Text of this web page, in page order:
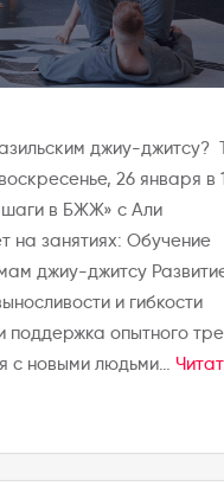
джиу-джитсу?
26 января в
в БЖЖ» с Али
на занятиях: Обучение
джиу-джитсу
и гибкости
опытного
с новыми людьми…